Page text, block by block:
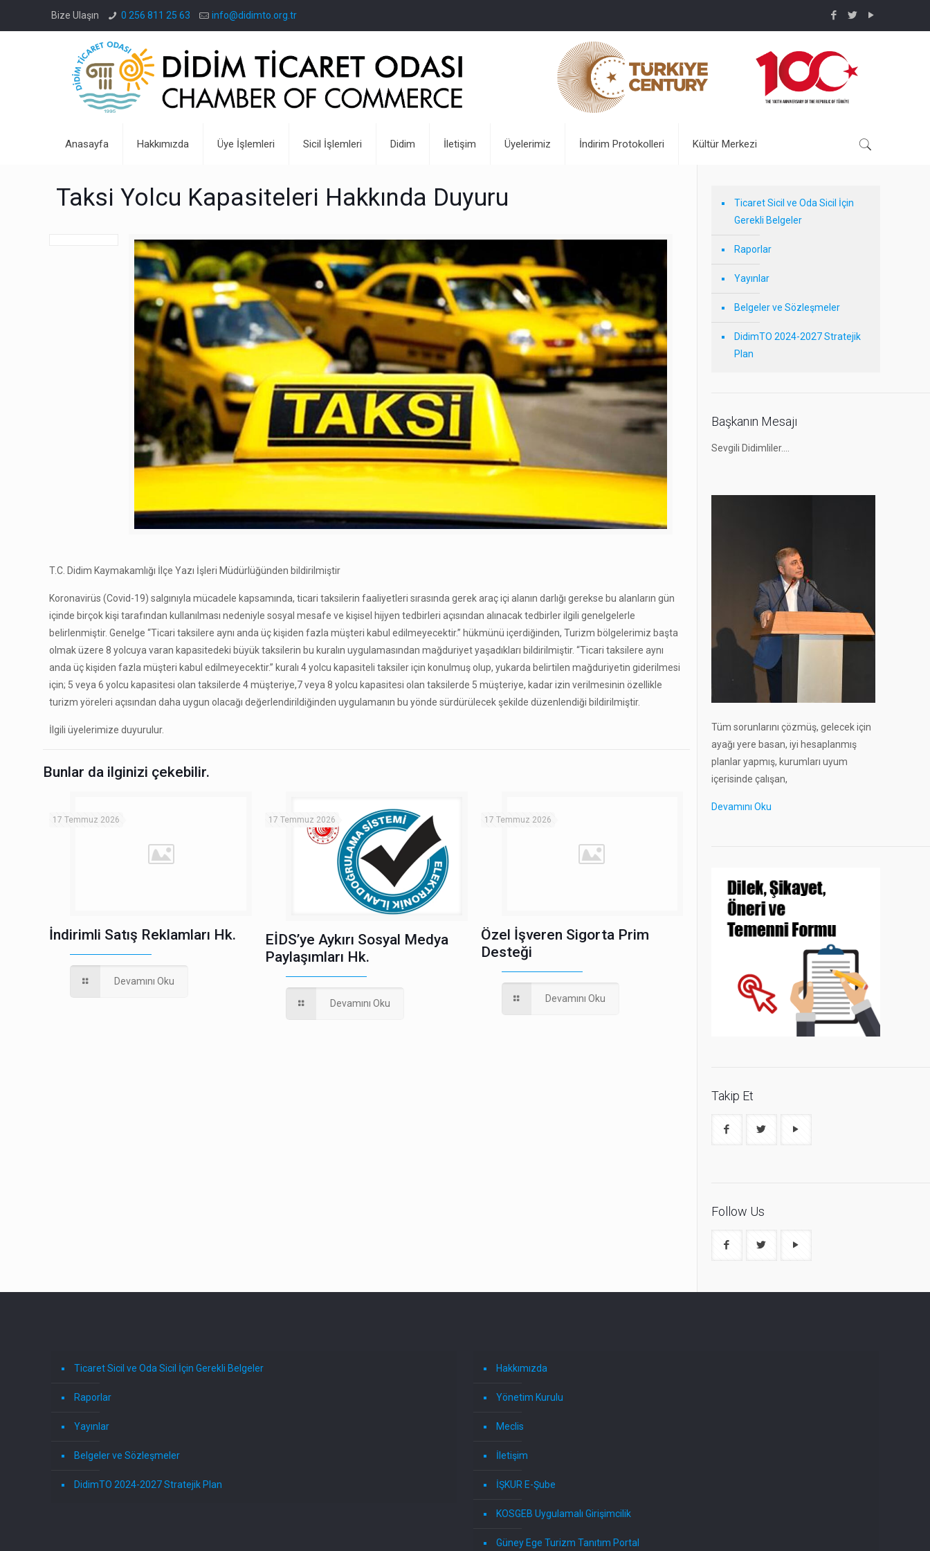
Bize Ulaşın 0 256 811 25 63 info@didimto.org.tr
Anasayfa Hakkımızda Üye İşlemleri Sicil İşlemleri Didim İletişim Üyelerimiz İndirim Protokolleri Kültür Merkezi
Taksi Yolcu Kapasiteleri Hakkında Duyuru
T.C. Didim Kaymakamlığı İlçe Yazı İşleri Müdürlüğünden bildirilmiştir
Koronavirüs (Covid-19) salgınıyla mücadele kapsamında, ticari taksilerin faaliyetleri sırasında gerek araç içi alanın darlığı gerekse bu alanların gün
içinde birçok kişi tarafından kullanılması nedeniyle sosyal mesafe ve kişisel hijyen tedbirleri açısından alınacak tedbirler ilgili genelgelerle
belirlenmiştir. Genelge “Ticari taksilere aynı anda üç kişiden fazla müşteri kabul edilmeyecektir.” hükmünü içerdiğinden, Turizm bölgelerimiz başta
olmak üzere 8 yolcuya varan kapasitedeki büyük taksilerin bu kuralın uygulamasından mağduriyet yaşadıkları bildirilmiştir. “Ticari taksilere aynı
anda üç kişiden fazla müşteri kabul edilmeyecektir.” kuralı 4 yolcu kapasiteli taksiler için konulmuş olup, yukarda belirtilen mağduriyetin giderilmesi
için; 5 veya 6 yolcu kapasitesi olan taksilerde 4 müşteriye,7 veya 8 yolcu kapasitesi olan taksilerde 5 müşteriye, kadar izin verilmesinin özellikle
turizm yöreleri açısından daha uygun olacağı değerIendirildiğinden uygulamanın bu yönde sürdürülecek şekilde düzenlendiği bildirilmiştir.
İlgili üyelerimize duyurulur.
Bunlar da ilginizi çekebilir.
17 Temmuz 2026
İndirimli Satış Reklamları Hk.
Devamını Oku
17 Temmuz 2026
EİDS’ye Aykırı Sosyal Medya
Paylaşımları Hk.
Devamını Oku
17 Temmuz 2026
Özel İşveren Sigorta Prim
Desteği
Devamını Oku
Ticaret Sicil ve Oda Sicil İçin
Gerekli Belgeler
Raporlar
Yayınlar
Belgeler ve Sözleşmeler
DidimTO 2024-2027 Stratejik
Plan
Başkanın Mesajı
Sevgili Didimliler….
Tüm sorunlarını çözmüş, gelecek için
ayağı yere basan, iyi hesaplanmış
planlar yapmış, kurumları uyum
içerisinde çalışan,
Devamını Oku
Takip Et
Follow Us
Ticaret Sicil ve Oda Sicil İçin Gerekli Belgeler
Raporlar
Yayınlar
Belgeler ve Sözleşmeler
DidimTO 2024-2027 Stratejik Plan
Hakkımızda
Yönetim Kurulu
Meclis
İletişim
İŞKUR E-Şube
KOSGEB Uygulamalı Girişimcilik
Güney Ege Turizm Tanıtım Portal